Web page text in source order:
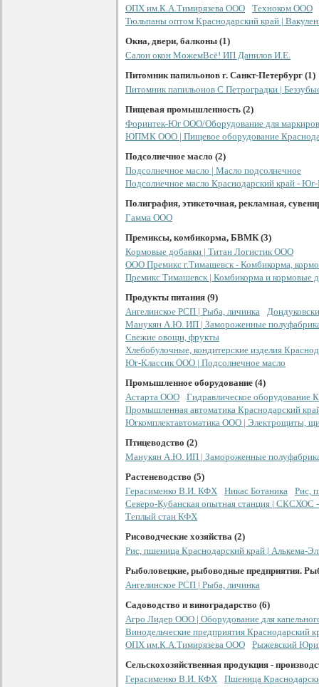
ОПХ им.К.А.Тимирязева ООО
Техноком ООО
Тюльпаны оптом Краснодарский край |
Окна, двери, балконы (1)
Салон окон МожемВсё! ИП Данилов И.Е.
Питомник папильонов г. Санкт-Петербург (1)
Питомник папильонов С Петроградки |
Пищевая промышленность (2)
Форинтек-Юг ООО/Оборудование для
ЮПМК ООО | Пищевое оборудование
Подсолнечное масло (2)
Подсолнечное масло | Масло подсолнечное
Подсолнечное масло Краснодарский край -
Полиграфия, этикеточная, рекламная,
Гамма ООО
Премиксы, комбикорма, БВМК (3)
Кормовые добавки | Титан Логистик ООО
ООО Премикс г.Тимашевск - Комбикорма,
Премикс Тимашевск | Комбикорма и кормовые
Продукты питания (9)
Ангелинское РСП | Рыба, личинка
Манукян А.Ю. ИП | Замороженные
Свежие овощи, фрукты
Хлебобулочные, кондитерские изделия
Юг-Классик ООО | Подсолнечное масло
Промышленное оборудование (4)
Астарта ООО
Гидравлическое
Промышленная автоматика Краснодарский
Югкомплектавтоматика ООО | Электрощиты,
Птицеводство (2)
Манукян А.Ю. ИП | Замороженные
Растеневодство (5)
Герасименко В.И. КФХ
Никас Ботаника
Рис,
Северо-Кубанская опытная станция |
Теплый стан КФХ
Рисоводческие хозяйства (2)
Рис, пшеница Краснодарский край | Алькема-
Рыболовецкие, рыбоводные предприятия.
Ангелинское РСП | Рыба, личинка
Садоводство и виноградарство (6)
Агро Лидер ООО | Оборудование для
Винодельческие предприятия Краснодарский
ОПХ им.К.А.Тимирязева ООО
Рыжевский
Сельскохозяйственная продукция -
Герасименко В.И. КФХ
Пшеница